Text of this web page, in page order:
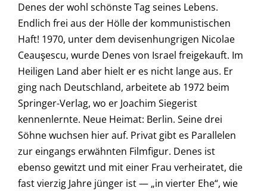
Denes der wohl schönste Tag seines Lebens.
Endlich frei aus der Hölle der kommunistischen
Haft! 1970, unter dem devisenhungrigen Nicolae
Ceauşescu, wurde Denes von Israel freigekauft. Im
Heiligen Land aber hielt er es nicht lange aus. Er
ging nach Deutschland, arbeitete ab 1972 beim
Springer-Verlag, wo er Joachim Siegerist
kennenlernte. Neue Heimat: Berlin. Seine drei
Söhne wuchsen hier auf. Privat gibt es Parallelen
zur eingangs erwähnten Filmfigur. Denes ist
ebenso gewitzt und mit einer Frau verheiratet, die
fast vierzig Jahre jünger ist — „in vierter Ehe“, wie